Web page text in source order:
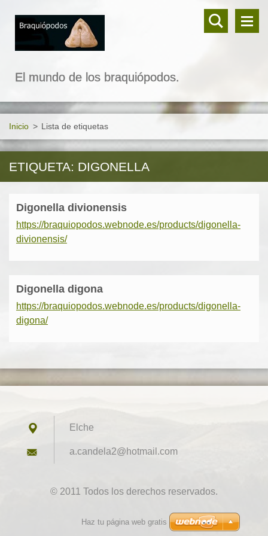
El mundo de los braquiópodos.
Inicio > Lista de etiquetas
ETIQUETA: DIGONELLA
Digonella divionensis
https://braquiopodos.webnode.es/products/digonella-
divionensis/
Digonella digona
https://braquiopodos.webnode.es/products/digonella-
digona/
Elche
a.candel a2@hotmail.com
© 2011 Todos los derechos reservados.
Haz tu página web gratis